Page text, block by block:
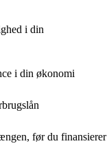
i din
i din økonomi
før du finansierer